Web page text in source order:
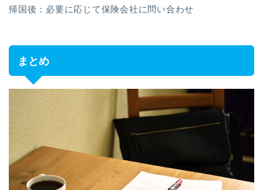
帰国後：必要に応じて保険会社に問い合わせ
まとめ